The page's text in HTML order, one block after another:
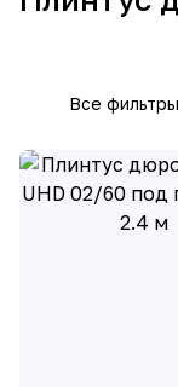
er
Все фильтры